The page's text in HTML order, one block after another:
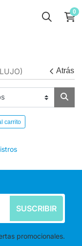
0
Atrás
carrito
SUSCRIBIR
promocionales.